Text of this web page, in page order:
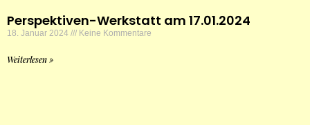
Perspektiven-Werkstatt am 17.01.2024
18. Januar 2024 Keine Kommentare
Weiterlesen »